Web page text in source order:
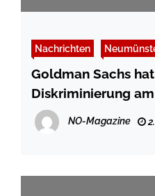
Nachrichten
Goldman Sachs
Diskriminierung
NO-Magazine